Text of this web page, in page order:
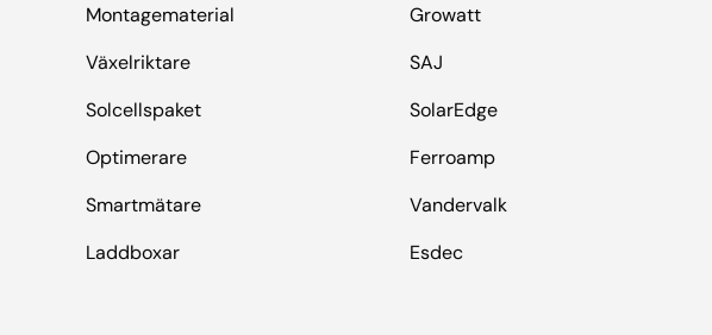
Montagematerial
Växelriktare
Solcellspaket
Optimerare
Smartmätare
Laddboxar
Growatt
SAJ
SolarEdge
Ferroamp
Vandervalk
Esdec